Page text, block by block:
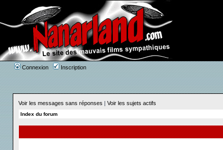
Connexion Inscription
Voir les messages sans réponses | Voir les sujets actifs
Index du forum